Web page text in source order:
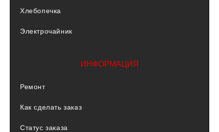
Хлебопечка
Электрочайник
ИНФОРМАЦИЯ
Ремонт
Как сделать заказ
Статус заказа